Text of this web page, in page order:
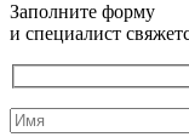
Заполните форму
и специалист